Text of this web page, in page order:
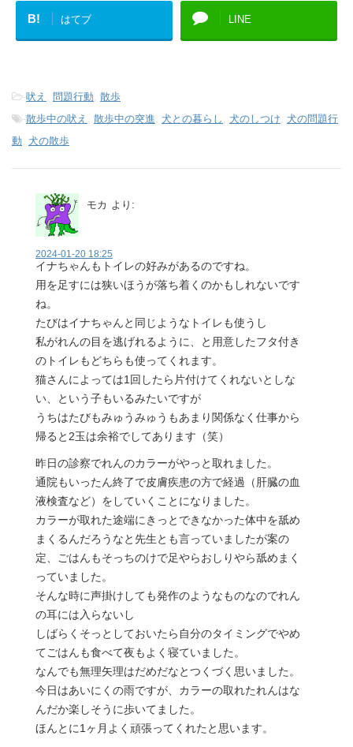
B! はてブ LINE
-吠え 問題行動 散歩
-散歩中の吠え 散歩中の突進 犬との暮らし 犬のしつけ 犬の問題行
動 犬の散歩
モカ より:
2024-01-20 18:25
イナちゃんもトイレの好みがあるのですね。
用を足すには狭いほうが落ち着くのかもしれないです
ね。
たびはイナちゃんと同じようなトイレも使うし
私がれんの目を逃げれるように、と用意したフタ付き
のトイレもどちらも使ってくれます。
猫さんによっては1回したら片付けてくれないとしな
い、という子もいるみたいですが
うちはたびもみゅうみゅうもあまり関係なく仕事から
帰ると2玉は余裕でしてあります（笑）
昨日の診察でれんのカラーがやっと取れました。
通院もいったん終了で皮膚疾患の方で経過（肝臓の血
液検査など）をしていくことになりました。
カラーが取れた途端にきっとできなかった体中を舐め
まくるんだろうなと先生とも言っていましたが案の
定、ごはんもそっちのけで足やらおしりやら舐めまく
っていました。
そんな時に声掛けしても発作のようなものなのでれん
の耳には入らないし
しばらくそっとしておいたら自分のタイミングでやめ
てごはんも食べて夜もよく寝ていました。
なんでも無理矢理はだめだなとつくづく思いました。
今日はあいにくの雨ですが、カラーの取れたれんはな
んだか楽しそうに歩いてました。
ほんとに1ヶ月よく頑張ってくれたと思います。